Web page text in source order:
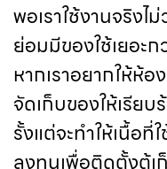
พอเราใช้งานจริง
ย่อมมีของใช้เยอะ
หากเราอยากให้ห้
จัดเก็บของให้เรีย
รั้งแต่จะทำให้เนื้อ
ลงทุนเพื่อติดตั้งตู้เ